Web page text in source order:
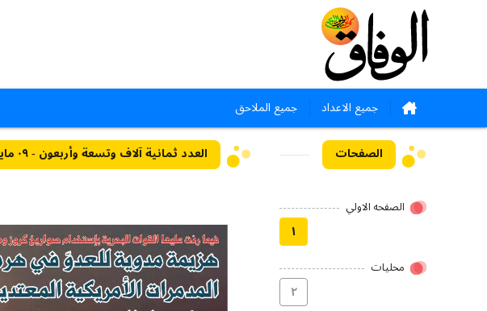
جميع الاعداد جميع الملاحق
الصفحات
الصفحه الاولي
۱
محلیات
۲
العدد ثمانية آلاف وتسعة وأربعون - ٠٩ مايو ٢٠٢٦